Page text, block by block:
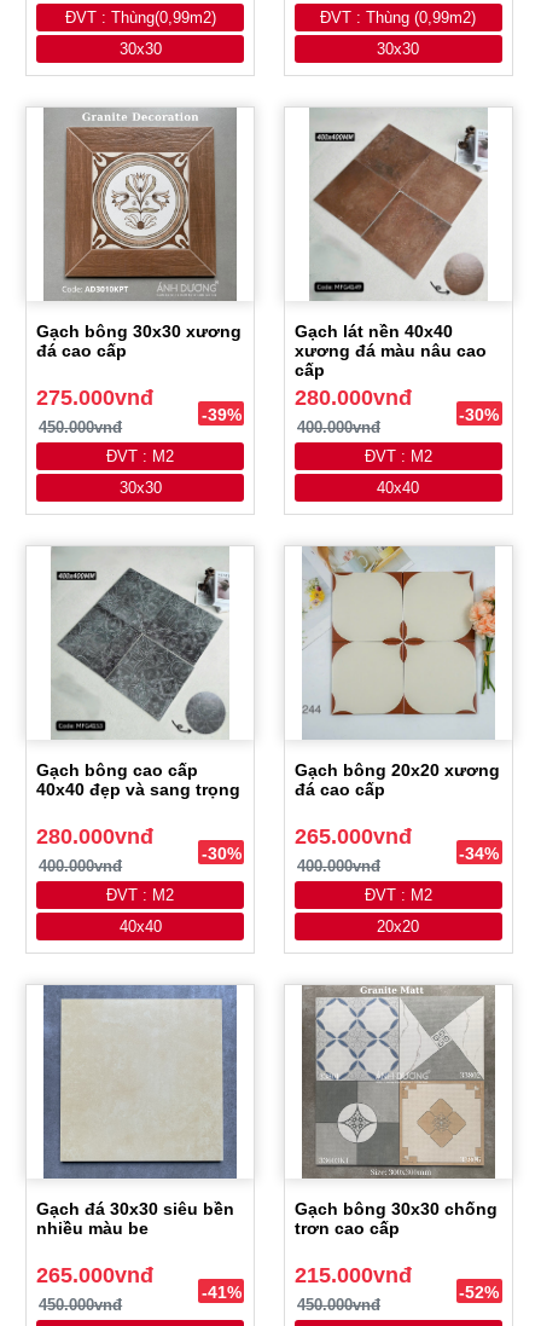
ĐVT : Thùng(0,99m2)
30x30
ĐVT : Thùng (0,99m2)
30x30
Gạch bông 30x30 xương
đá cao cấp
275.000vnđ
450.000vnđ
-39%
ĐVT : M2
30x30
Gạch lát nền 40x40
xương đá màu nâu cao
cấp
280.000vnđ
400.000vnđ
-30%
ĐVT : M2
40x40
Gạch bông cao cấp
40x40 đẹp và sang trọng
280.000vnđ
400.000vnđ
-30%
ĐVT : M2
40x40
Gạch bông 20x20 xương
đá cao cấp
265.000vnđ
400.000vnđ
-34%
ĐVT : M2
20x20
Gạch đá 30x30 siêu bền
nhiều màu be
265.000vnđ
450.000vnđ
-41%
Gạch bông 30x30 chống
trơn cao cấp
215.000vnđ
450.000vnđ
-52%